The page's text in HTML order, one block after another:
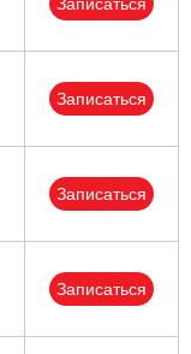
Записаться
Записаться
Записаться
Записаться